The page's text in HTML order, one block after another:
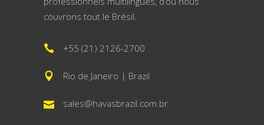
couvrons tout le Brésil.
+55 (21) 2126-2700
Rio de Janeiro | Brazil
sales@havasbrazil.com.br